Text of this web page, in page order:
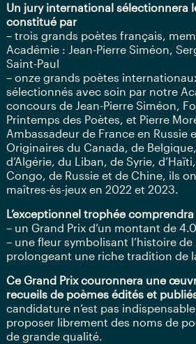
Un jury international sélectionnera
constitué par
– trois grands poètes français,
Académie : Jean-Pierre Siméon,
Saint-Paul
– onze grands poètes
sélectionnés avec soin par notre
concours de Jean-Pierre Siméon,
Printemps des Poètes, et Pierre
Ambassadeur de France en Russie
Originaires du Canada, de
d’Algérie, du Liban, de Syrie,
Congo, de Russie et de Chine, ils
maîtres-ès-jeux en 2022 et 2023.
L’exceptionnel trophée comprendra
– un Grand Prix d’un montant de
– une fleur symbolisant l’histoire
prolongeant une riche tradition de
Ce Grand Prix couronnera une
recueils de poèmes édités et
candidature n’est pas
proposer librement des noms de
de grande qualité.